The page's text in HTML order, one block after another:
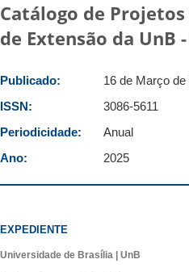
Catálogo de
de Extensão da UnB -
Publicado:
16 de Março de
ISSN:
3086-5611
Periodicidade:
Anual
Ano:
2025
EXPEDIENTE
Universidade de Brasília | UnB